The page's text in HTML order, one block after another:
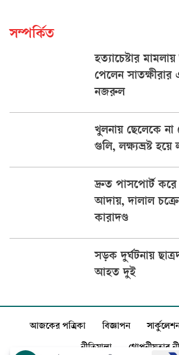
সম্পর্কিত
হত্যাচেষ্টার
পেলেন
নজরুল
খুলনায় ছেলেকে না
গুলি, লক্ষ্যভ্রষ্ট
দ্রুত পাসপোর্ট করে
আদায়, দালাল
কারাদণ্ড
সড়ক দুর্ঘটনায়
আহত দুই
আজকের পত্রিকা বিজ্ঞাপন
নীতিমালা গোপনীয়তার